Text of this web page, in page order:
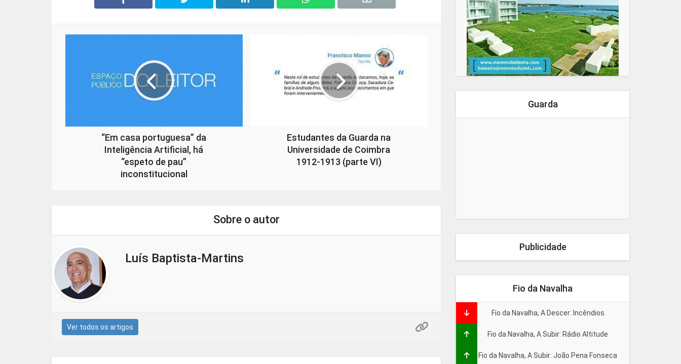
“Em casa portuguesa” da
Inteligência Artificial, há
“espeto de pau”
inconstitucional
Estudantes da Guarda na
Universidade de Coimbra
1912-1913 (parte VI)
Sobre o autor
Luís Baptista-Martins
Ver todos os artigos
Guarda
Publicidade
Fio da Navalha
Fio da Navalha, A Descer: Incêndios
Fio da Navalha, A Subir: Rádio Altitude
Fio da Navalha, A Subir: João Pena Fonseca